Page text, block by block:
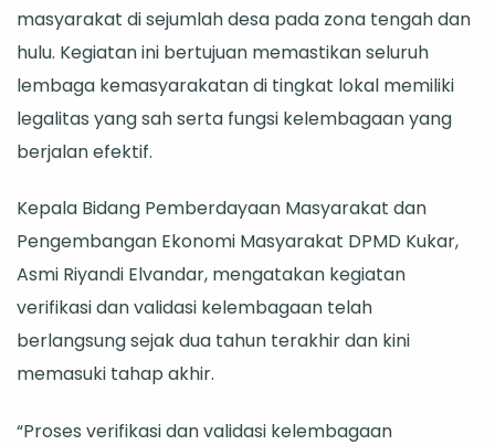
dan
Validasi
Kelembagaan
Masyarakat
Tengah
dan
Hulu
masyarakat di sejumlah desa pada zona tengah dan
hulu. Kegiatan ini bertujuan memastikan seluruh
lembaga kemasyarakatan di tingkat lokal memiliki
legalitas yang sah serta fungsi kelembagaan yang
berjalan efektif.
Kepala Bidang Pemberdayaan Masyarakat dan
Pengembangan Ekonomi Masyarakat DPMD Kukar,
Asmi Riyandi Elvandar, mengatakan kegiatan
verifikasi dan validasi kelembagaan telah
berlangsung sejak dua tahun terakhir dan kini
memasuki tahap akhir.
“Proses verifikasi dan validasi kelembagaan